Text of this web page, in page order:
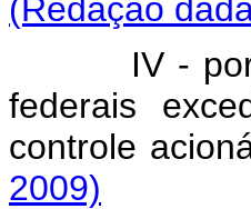
(Redação
IV -
federais
controle
2009)